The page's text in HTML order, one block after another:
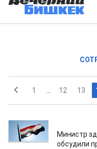
1 12 13
14.08.2021
Министр
обсудили